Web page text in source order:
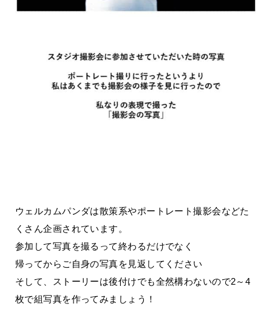
ウェルカムパンダは散策系やポートレート撮影会などた
くさん企画されています。
参加して写真を撮るって終わるだけでなく
帰ってからご自身の写真を見返してください
そして、ストーリーは後付けでも全然構わないので2～4
枚で組写真を作ってみましょう！